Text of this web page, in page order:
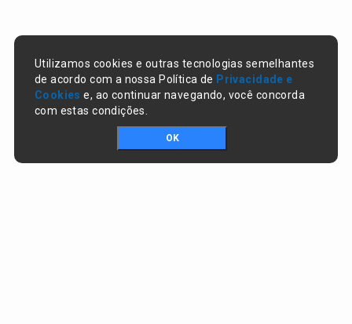
Utilizamos cookies e outras tecnologias semelhantes
de acordo com a nossa Política de Privacidade e
Cookies e, ao continuar navegando, você concorda
com estas condições.
OK